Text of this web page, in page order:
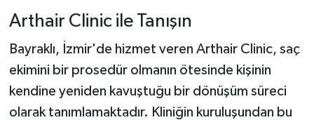
Arthair Clinic ile Tanışın
Bayraklı, İzmir'de hizmet veren Arthair Clinic, saç
ekimini bir prosedür olmanın ötesinde kişinin
kendine yeniden kavuştuğu bir dönüşüm süreci
olarak tanımlamaktadır. Kliniğin kuruluşundan bu